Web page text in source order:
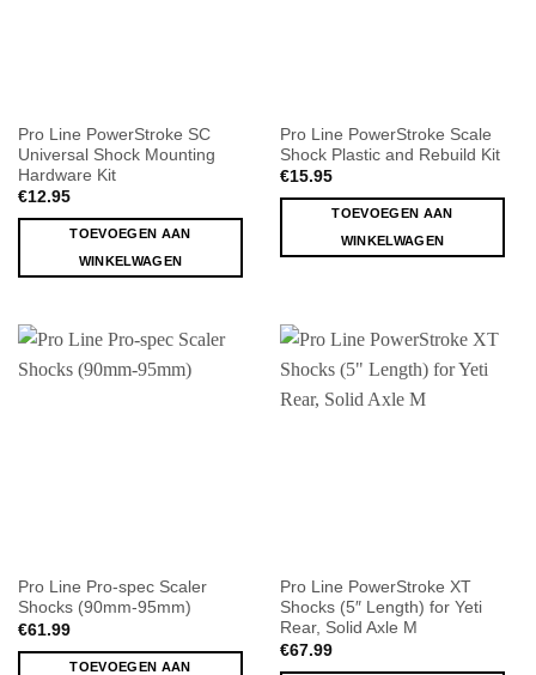
Pro Line PowerStroke SC
Universal Shock Mounting
Hardware Kit
€12.95
TOEVOEGEN AAN
WINKELWAGEN
Pro Line PowerStroke Scale
Shock Plastic and Rebuild Kit
€15.95
TOEVOEGEN AAN
WINKELWAGEN
Pro Line Pro-spec Scaler
Shocks (90mm-95mm)
€61.99
TOEVOEGEN AAN
Pro Line PowerStroke XT
Shocks (5″ Length) for Yeti
Rear, Solid Axle M
€67.99